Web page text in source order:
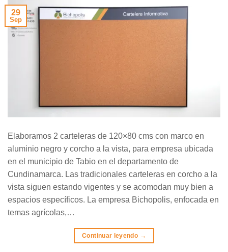
29
Sep
Elaboramos 2 carteleras de 120×80 cms con marco en
aluminio negro y corcho a la vista, para empresa ubicada
en el municipio de Tabio en el departamento de
Cundinamarca. Las tradicionales carteleras en corcho a la
vista siguen estando vigentes y se acomodan muy bien a
espacios específicos. La empresa Bichopolis, enfocada en
temas agrícolas,…
Continuar leyendo →